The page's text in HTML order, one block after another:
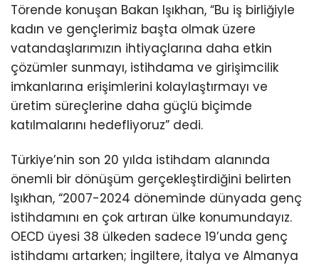
Törende konuşan Bakan Işıkhan, “Bu iş birliğiyle
kadın ve gençlerimiz başta olmak üzere
vatandaşlarımızın ihtiyaçlarına daha etkin
çözümler sunmayı, istihdama ve girişimcilik
imkanlarına erişimlerini kolaylaştırmayı ve
üretim süreçlerine daha güçlü biçimde
katılmalarını hedefliyoruz” dedi.
Türkiye’nin son 20 yılda istihdam alanında
önemli bir dönüşüm gerçekleştirdiğini belirten
Işıkhan, “2007-2024 döneminde dünyada genç
istihdamını en çok artıran ülke konumundayız.
OECD üyesi 38 ülkeden sadece 19’unda genç
istihdamı artarken; İngiltere, İtalya ve Almanya